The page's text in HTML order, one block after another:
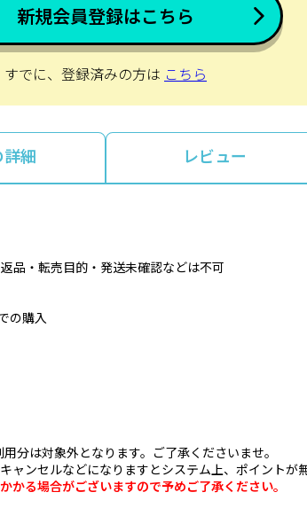
新規会員登録はこちら
すでに、登録済みの方は こちら
細 レビュー
品・転売目的・発送未確認などは不可
の購入
分は対象外となります。ご了承くださいませ。
ャンセルなどになりますとシステム上、ポイントが
る場合がございますので予めご了承ください。